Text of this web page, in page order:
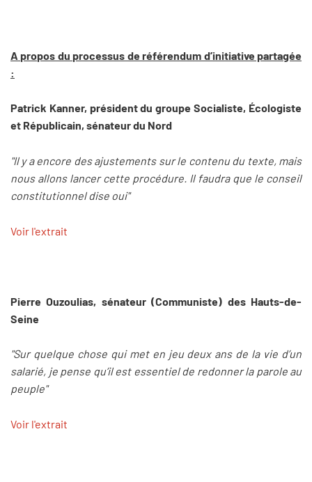
A propos du processus de référendum d’initiative partagée
:
Patrick Kanner, président du groupe Socialiste, Écologiste
et Républicain, sénateur du Nord
"Il y a encore des ajustements sur le contenu du texte, mais
nous allons lancer cette procédure. Il faudra que le conseil
constitutionnel dise oui"
Voir l'extrait
Pierre Ouzoulias, sénateur (Communiste) des Hauts-de-
Seine
"Sur quelque chose qui met en jeu deux ans de la vie d’un
salarié, je pense qu’il est essentiel de redonner la parole au
peuple"
Voir l'extrait